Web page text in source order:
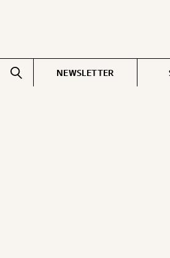
NEWSLETTER